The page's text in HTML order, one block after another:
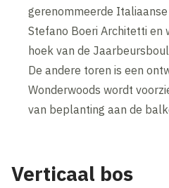
gerenommeerde
Stefano Boeri Architetti en
hoek van de
De andere toren is een
Wonderwoods wordt
van beplanting aan de
Verticaal bos